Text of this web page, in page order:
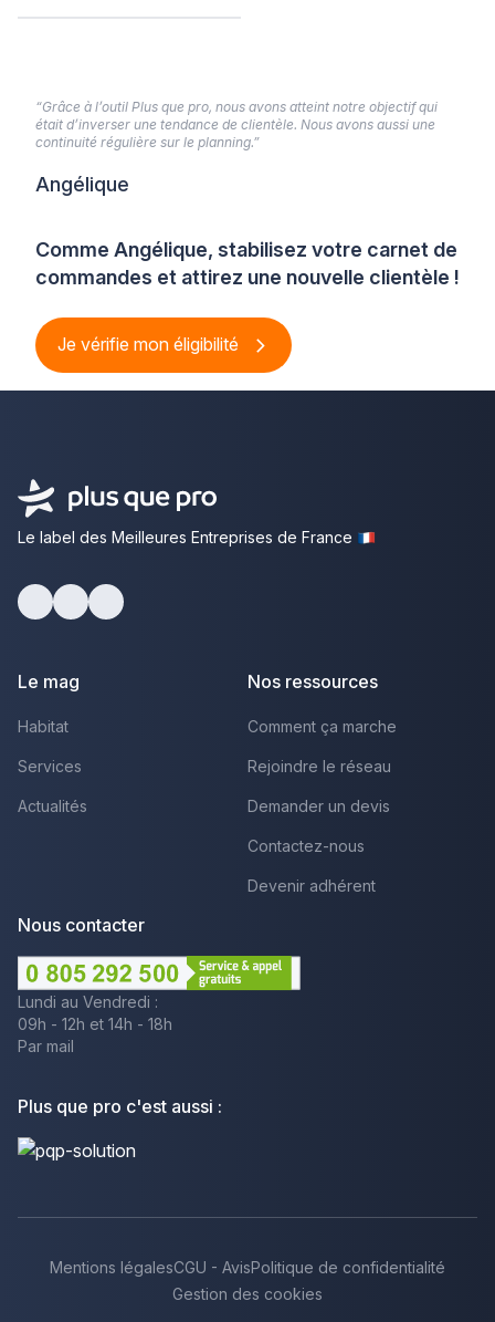
Comme Angélique, stabilisez votre carnet de
commandes et attirez une nouvelle clientèle !
Je vérifie mon éligibilité
“Grâce à l’outil Plus que pro, nous avons atteint notre objectif qui
était d’inverser une tendance de clientèle. Nous avons aussi une
continuité régulière sur le planning.”
Angélique
Le label des Meilleures Entreprises de France
Le mag
Habitat
Services
Actualités
Nos ressources
Comment ça marche
Rejoindre le réseau
Demander un devis
Contactez-nous
Devenir adhérent
Nous contacter
Lundi au Vendredi :
09h - 12h et 14h - 18h
Par mail
Plus que pro c'est aussi :
Mentions légalesCGU - AvisPolitique de confidentialité
Gestion des cookies